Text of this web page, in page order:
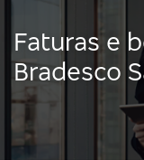
Faturas e
Bradesco